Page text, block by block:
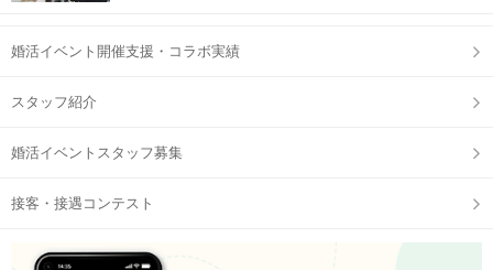
初対面でも色んなことがわかって
婚活イベント開催支援・コラボ実績
スタッフ紹介
婚活イベントスタッフ募集
接客・接遇コンテスト